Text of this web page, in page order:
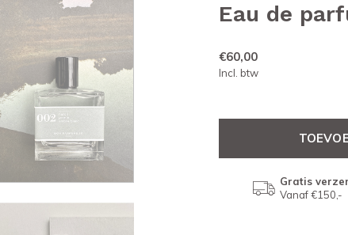
Eau de
€60,00
Incl. btw
Gratis
Vanaf €150,-